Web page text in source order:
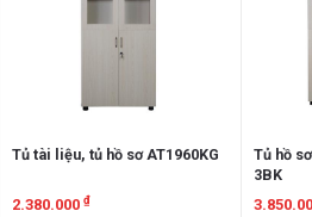
Tủ tài liệu, tủ hồ sơ AT1960KG
2.380.000 ₫
Tủ hồ
3BK